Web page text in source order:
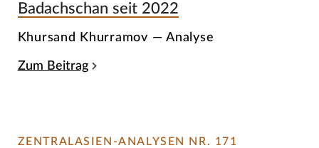
Badachschan seit 2022
Khursand Khurramov — Analyse
Zum Beitrag
ZENTRALASIEN-ANALYSEN NR. 171